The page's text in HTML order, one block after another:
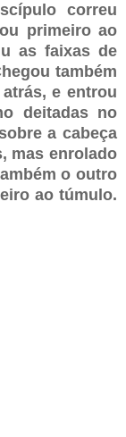
correu
primeiro ao
as faixas de
também
e entrou
deitadas no
a cabeça
mas enrolado
o outro
ao túmulo.